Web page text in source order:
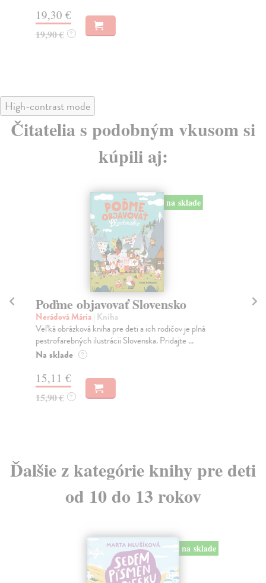
19,30 €
19,90 € ?
High-contrast mode
Čitatelia s podobným vkusom si
kúpili aj:
na sklade
Poďme objavovať Slovensko
Nerádová Mária| Kniha
Veľká obrázková kniha pre deti a ich rodičov je plná
pestrofarebných ilustrácii Slovenska. Pridajte ...
Na sklade ?
15,11 €
15,90 € ?
Ďalšie z kategórie knihy pre deti
od 10 do 13 rokov
na sklade